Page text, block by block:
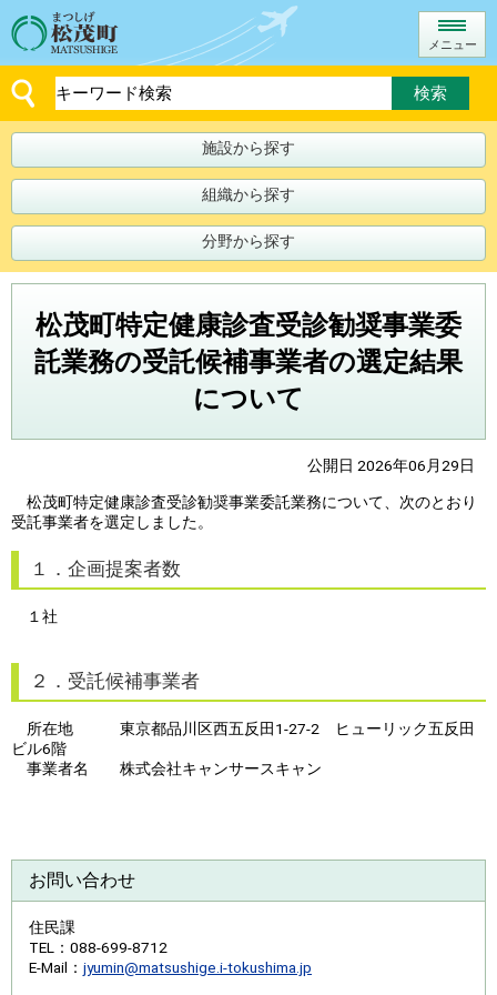
メニュー
施設から探す
組織から探す
分野から探す
松茂町特定健康診査受診勧奨事業委
託業務の受託候補事業者の選定結果
について
公開日 2026年06月29日
松茂町特定健康診査受診勧奨事業委託業務について、次のとおり
受託事業者を選定しました。
１．企画提案者数
１社
２．受託候補事業者
所在地 東京都品川区西五反田1-27-2 ヒューリック五反田
ビル6階
事業者名 株式会社キャンサースキャン
お問い合わせ
住民課
TEL
：088-699-8712
E-Mail ： jyumin@matsushige.i-tokushima.jp